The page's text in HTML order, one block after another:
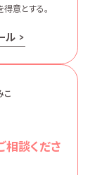
意とする。
ル
こ
相談くださ